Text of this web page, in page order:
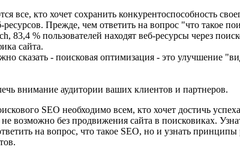
все, кто хочет сохранить конкурентоспособность
Прежде, чем ответить на вопрос "что такое
83,4 % пользователей находят веб-ресурсы через
сайта.
сказать - поисковая оптимизация - это улучшение
внимание аудитории ваших клиентов и партнеров.
SEO необходимо всем, кто хочет достичь
не возможно без продвижения сайта в поисковиках.
на вопрос, что такое SEO, но и узнать